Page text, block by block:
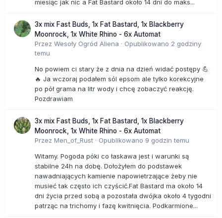
miesiąc jak nic a Fat Bastard około 14 dni do maks...
3x mix Fast Buds, 1x Fat Bastard, 1x Blackberry
Moonrock, 1x White Rhino - 6x Automat
Przez Wesoły Ogród Aliena · Opublikowano 2 godziny
temu
No powiem ci stary że z dnia na dzień widać postępy 💪
🔥 Ja wczoraj podałem sól epsom ale tylko korekcyjne
po pół grama na litr wody i chcę zobaczyć reakcję.
Pozdrawiam
3x mix Fast Buds, 1x Fat Bastard, 1x Blackberry
Moonrock, 1x White Rhino - 6x Automat
Przez Men_of_Rust · Opublikowano 9 godzin temu
Witamy. Pogoda póki co łaskawa jest i warunki są
stabilne 24h na dobę. Dołożyłem do podstawek
nawadniających kamienie napowietrzające żeby nie
musieć tak często ich czyścić.Fat Bastard ma około 14
dni życia przed sobą a pozostała dwójka około 4 tygodni
patrząc na trichomy i fazę kwitnięcia. Podkarmione...